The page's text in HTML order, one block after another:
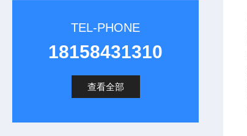
TEL-PHONE
18158431310
查看全部